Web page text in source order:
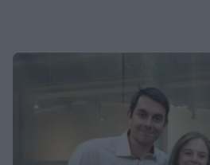
την οδήγησε στην κορυφή της